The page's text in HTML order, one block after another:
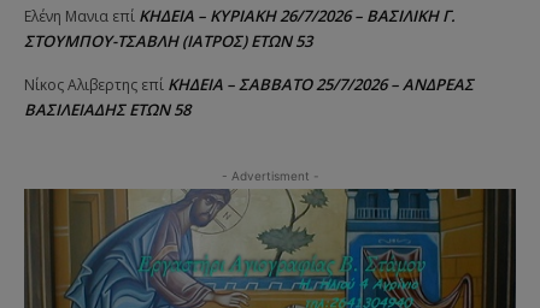
Ελένη Μανια επί ΚΗΔΕΙΑ – ΚΥΡΙΑΚΗ 26/7/2026 – ΒΑΣΙΛΙΚΗ Γ.
ΣΤΟΥΜΠΟΥ-ΤΣΑΒΛΗ (ΙΑΤΡΟΣ) ΕΤΩΝ 53
Νίκος Αλιβερτης επί ΚΗΔΕΙΑ – ΣΑΒΒΑΤΟ 25/7/2026 – ΑΝΔΡΕΑΣ
ΒΑΣΙΛΕΙΑΔΗΣ ΕΤΩΝ 58
- Advertisment -